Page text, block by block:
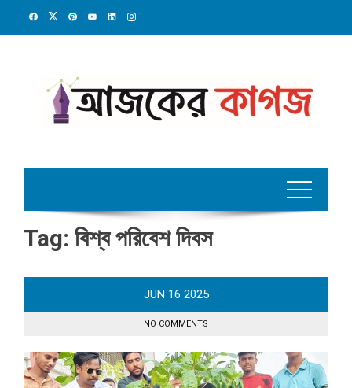
Tag: বিশ্ব পরিবেশ দিবস
JUN 16 2025
NO COMMENTS